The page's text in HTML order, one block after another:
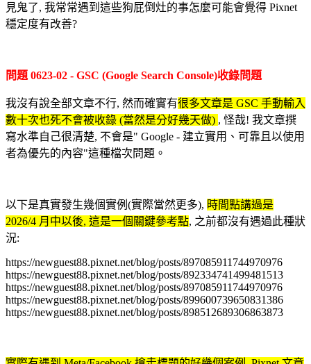
見鬼了, 我常常遇到這些狗屁倒灶的事怎麼可能會覺得 Pixnet
穩定度有改善?
問題 0623-02 - GSC (Google Search Console)收錄問題
我沒有說全部文章不行, 然而確實有很多文章是 GSC 手動輸入
數十次也死不會被收錄 (當然是分好幾天做) , 怪哉! 我文章撰
寫水準自己很清楚, 不會是" Google - 建立實用、可靠且以使用
者為優先的內容"這種檔次問題。
以下是真實發生幾個實例(實際當然更多), 時間點講過是
2026/4 月中以後, 這是一個關鍵參考點, 之前都沒有遇過此種狀
況:
https://newguest88.pixnet.net/blog/posts/897085911744970976
https://newguest88.pixnet.net/blog/posts/892334741499481513
https://newguest88.pixnet.net/blog/posts/897085911744970976
https://newguest88.pixnet.net/blog/posts/899600739650831386
https://newguest88.pixnet.net/blog/posts/898512689306863873